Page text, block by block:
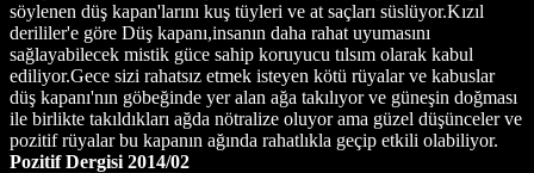
söylenen düş kapan'larını kuş tüyleri ve at saçları süslüyor.Kızıl
derililer'e göre Düş kapanı,insanın daha rahat uyumasını
sağlayabilecek mistik güce sahip koruyucu tılsım olarak kabul
ediliyor.Gece sizi rahatsız etmek isteyen kötü rüyalar ve kabuslar
düş kapanı'nın göbeğinde yer alan ağa takılıyor ve güneşin doğması
ile birlikte takıldıkları ağda nötralize oluyor ama güzel düşünceler ve
pozitif rüyalar bu kapanın ağında rahatlıkla geçip etkili olabiliyor.
Pozitif Dergisi 2014/02